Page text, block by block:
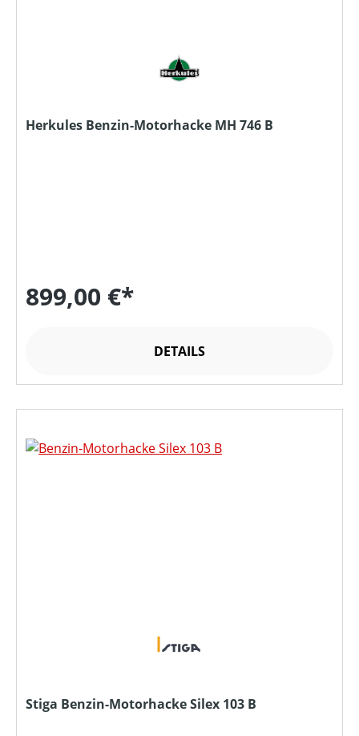
Herkules Benzin-Motorhacke MH 746 B
899,00 €*
DETAILS
Stiga Benzin-Motorhacke Silex 103 B